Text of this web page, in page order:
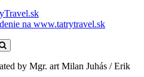
na www.tatrytravel.sk
by Mgr. art Milan Juhás / Erik